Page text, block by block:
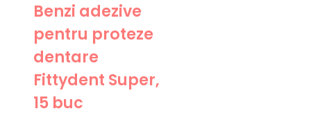
Benzi adezive
pentru proteze
dentare
Fittydent Super,
15 buc